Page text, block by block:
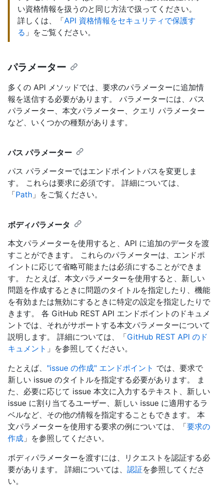
い資格情報を扱うのと同じ方法で扱ってください。
詳しくは、「API 資格情報をセキュリティで保護す
る 」をご覧ください。
パラメーター
多くの API メソッドでは、要求のパラメーターに追加情
報を送信する必要があります。 パラメーターには、パス
パラメーター、本文パラメーター、クエリ パラメーター
など、いくつかの種類があります。
パス パラメーター
パス パラメーターではエンドポイントパスを変更しま
す。 これらは要求に必須です。 詳細については、
「Path 」をご覧ください。
ボディパラメータ
本文パラメーターを使用すると、API に追加のデータを渡
すことができます。 これらのパラメーターは、エンドポ
イントに応じて省略可能または必須にすることができま
す。 たとえば、本文パラメーターを使用すると、新しい
問題を作成するときに問題のタイトルを指定したり、機能
を有効または無効にするときに特定の設定を指定したりで
きます。 各 GitHub REST API エンドポイントのドキュメ
ントでは、それがサポートする本文パラメーターについて
説明します。 詳細については、「GitHub REST API のド
キュメント 」を参照してください。
たとえば、 "issue の作成" エンドポイント では、要求で
新しい issue のタイトルを指定する必要があります。 ま
た、必要に応じて issue 本文に入力するテキスト、新しい
issue に割り当てるユーザー、新しい issue に適用するラ
ベルなど、その他の情報を指定することもできます。 本
文パラメーターを使用する要求の例については、「要求の
作成 」を参照してください。
ボディパラメーターを渡すには、リクエストを認証する必
要があります。 詳細については、 認証を参照してくださ
い。